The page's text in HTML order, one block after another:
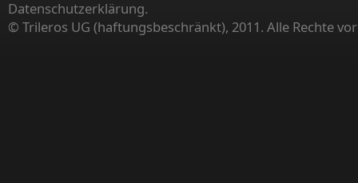
Datenschutzerklärung.
© Trileros UG (haftungsbeschränkt), 2011. Alle Rechte